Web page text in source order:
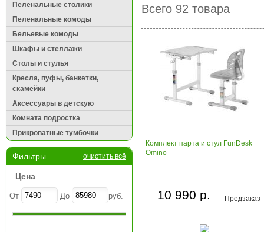
Пеленальные столики
Пеленальные комоды
Бельевые комоды
Шкафы и стеллажи
Столы и стулья
Кресла, пуфы, банкетки,
скамейки
Аксессуары в детскую
Комната подростка
Прикроватные тумбочки
Фильтры очистить всё
Цена
От До руб.
Всего 92 товара
Комплект парта и стул FunDesk
Omino
Предзаказ
10 990 р.